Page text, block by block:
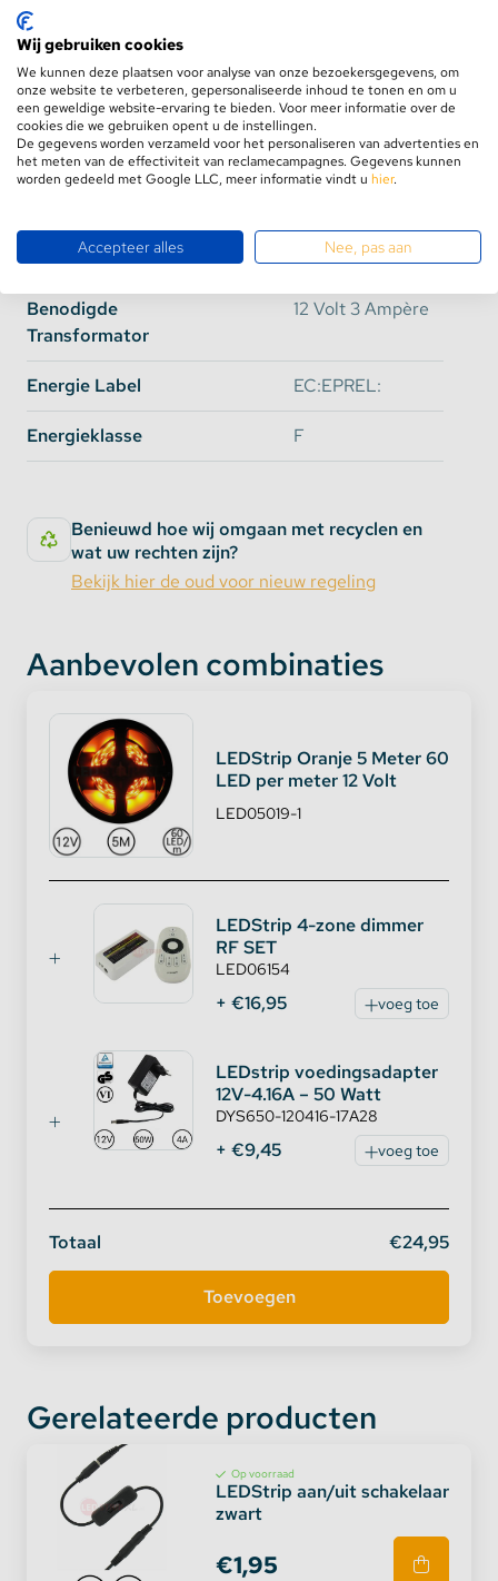
Opties voor bescherming:
IP65: Spatwaterdicht en
stootbestendig. (Langdurig contact met vocht
zorgt voor defecten)
Let op:
beschermd tegen vochtindringing, de
waterdichtheid wordt aangetast bij ruw handelen
geknipte uiteinden goed af te dichten kunt u
siliconen kit of aquarium kit gebruiken. (waterdichte
siliconenkit)
uiteindes van de strip volledig afgedicht zijn.
Toepassingen:
Achter uw televisie
Op uw slaapkamer
Aan uw gevel
Achter uw bank
PCB Kleur
Plakstrip
Knipbaar Ja, om de 5cm
Lengte 5 Meter
Dikte 2,2mm
Benodigde
Transformator
12 Volt 3 Ampère
Energie Label EC:EPREL:
Energieklasse F
Benieuwd hoe wij omgaan met recyclen en
wat uw rechten zijn?
Bekijk hier de oud voor nieuw regeling
Aanbevolen combinaties
LEDStrip Oranje 5 Meter 60
LED per meter 12 Volt
LED05019-1
LEDStrip 4-zone dimmer
RF SET
LED06154
+ €16,95 voeg toe
LEDstrip voedingsadapter
12V-4.16A – 50 Watt
DYS650-120416-17A28
+ €9,45 voeg toe
Totaal €24,95
Gerelateerde producten
Op voorraad
LEDStrip aan/uit schakelaar
zwart
€1,95
Wij gebruiken cookies
We kunnen deze plaatsen voor analyse van onze bezoekersgegevens, om
onze website te verbeteren, gepersonaliseerde inhoud te tonen en om u
een geweldige website-ervaring te bieden. Voor meer informatie over de
cookies die we gebruiken opent u de instellingen.
De gegevens worden verzameld voor het personaliseren van advertenties en
het meten van de effectiviteit van reclamecampagnes. Gegevens kunnen
worden gedeeld met Google LLC, meer informatie vindt u hier.
Accepteer alles Nee, pas aan